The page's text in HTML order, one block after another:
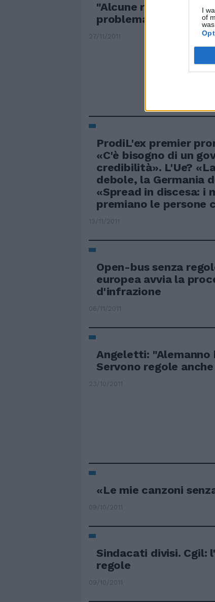
I
of
"Alcune regole
problema sono i pc"
27/11/2011
ProdiL'ex premier
«C'è bisogno di un
credibilità». L'Ue?
debole, la Germania
«Spread in discesa: i
premiano le persone
13/11/2011
Open-bus senza
europea avvia la
d'infrazione
06/11/2011
Angeletti: "Alemanno
Servono regole
23/10/2011
«Le mie canzoni
09/10/2011
Sindacati divisi. Cgil:
regole
09/10/2011